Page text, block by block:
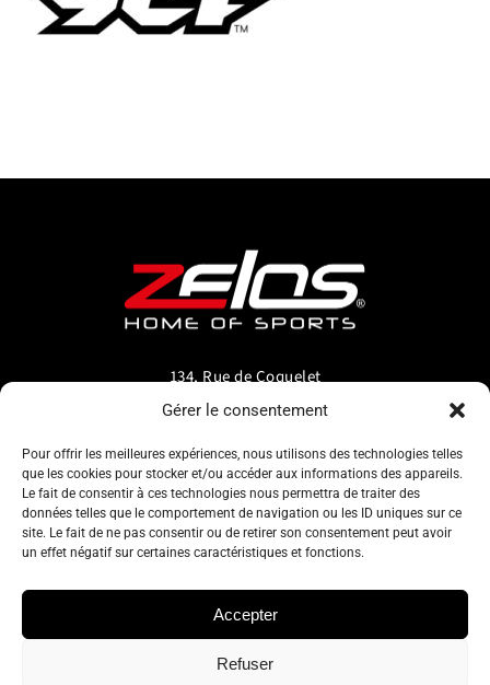
Gérer le consentement
Pour offrir les meilleures expériences, nous utilisons des technologies telles
que les cookies pour stocker et/ou accéder aux informations des appareils.
Le fait de consentir à ces technologies nous permettra de traiter des
données telles que le comportement de navigation ou les ID uniques sur ce
site. Le fait de ne pas consentir ou de retirer son consentement peut avoir
un effet négatif sur certaines caractéristiques et fonctions.
Accepter
Refuser
134, Rue de Coquelet
5000 Bouge-Namur
info@zelos.be
Tel : +32(0) 81/20.83.97
TVA : 0695.625.206
–Conditions générales d’utilisation